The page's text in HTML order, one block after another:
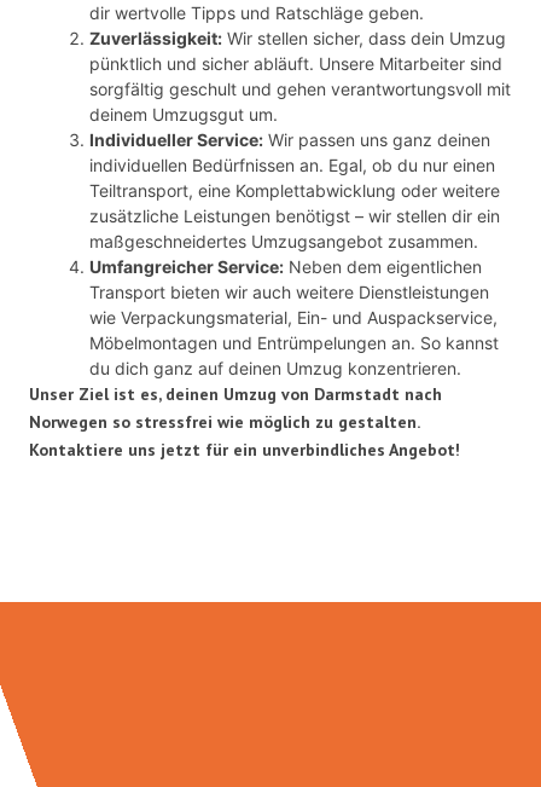
dir wertvolle Tipps und Ratschläge geben.
Zuverlässigkeit: Wir stellen sicher, dass dein Umzug
pünktlich und sicher abläuft. Unsere Mitarbeiter sind
sorgfältig geschult und gehen verantwortungsvoll mit
deinem Umzugsgut um.
Individueller Service: Wir passen uns ganz deinen
individuellen Bedürfnissen an. Egal, ob du nur einen
Teiltransport, eine Komplettabwicklung oder weitere
zusätzliche Leistungen benötigst – wir stellen dir ein
maßgeschneidertes Umzugsangebot zusammen.
Umfangreicher Service: Neben dem eigentlichen
Transport bieten wir auch weitere Dienstleistungen
wie Verpackungsmaterial, Ein- und Auspackservice,
Möbelmontagen und Entrümpelungen an. So kannst
du dich ganz auf deinen Umzug konzentrieren.
Unser Ziel ist es, deinen Umzug von Darmstadt nach
Norwegen so stressfrei wie möglich zu gestalten.
Kontaktiere uns jetzt für ein unverbindliches Angebot!